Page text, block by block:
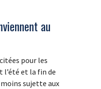
au
pour les
et la fin de
sujette aux